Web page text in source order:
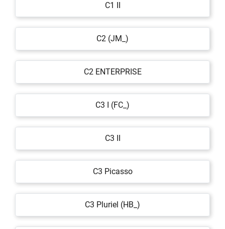
C1 II
C2 (JM_)
C2 ENTERPRISE
C3 I (FC_)
C3 II
C3 Picasso
C3 Pluriel (HB_)